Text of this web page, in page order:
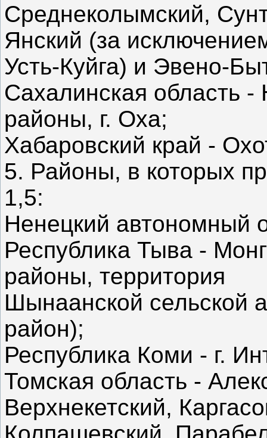
Среднеколымский,
Янский (за
Усть-Куйга) и Эвено-
Сахалинская область -
районы, г. Оха;
Хабаровский край -
5. Районы, в которых
1,5:
Ненецкий автономный
Республика Тыва -
районы, территория
Шынаанской сельской
район);
Республика Коми - г.
Томская область -
Верхнекетский,